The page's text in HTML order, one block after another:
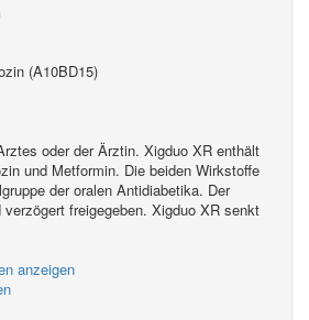
(A10BD15)
oder der Ärztin. Xigduo XR enthält
und Metformin. Die beiden Wirkstoffe
der oralen Antidiabetika. Der
freigegeben. Xigduo XR senkt
anzeigen